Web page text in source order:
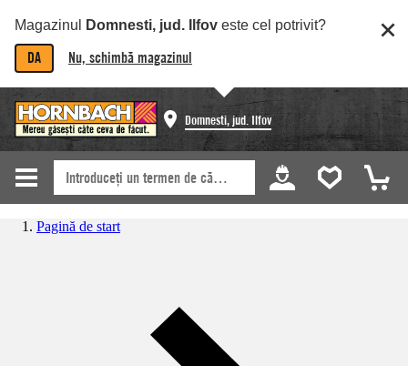
Magazinul Domnesti, jud. Ilfov este cel potrivit?
DA Nu, schimbă magazinul
Domnesti, jud. Ilfov
Pagină de start